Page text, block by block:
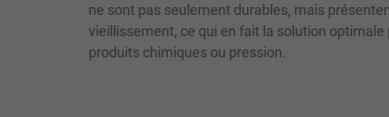
ne sont pas seulement durables, mais
vieillissement, ce qui en fait la solution
produits chimiques ou pression.